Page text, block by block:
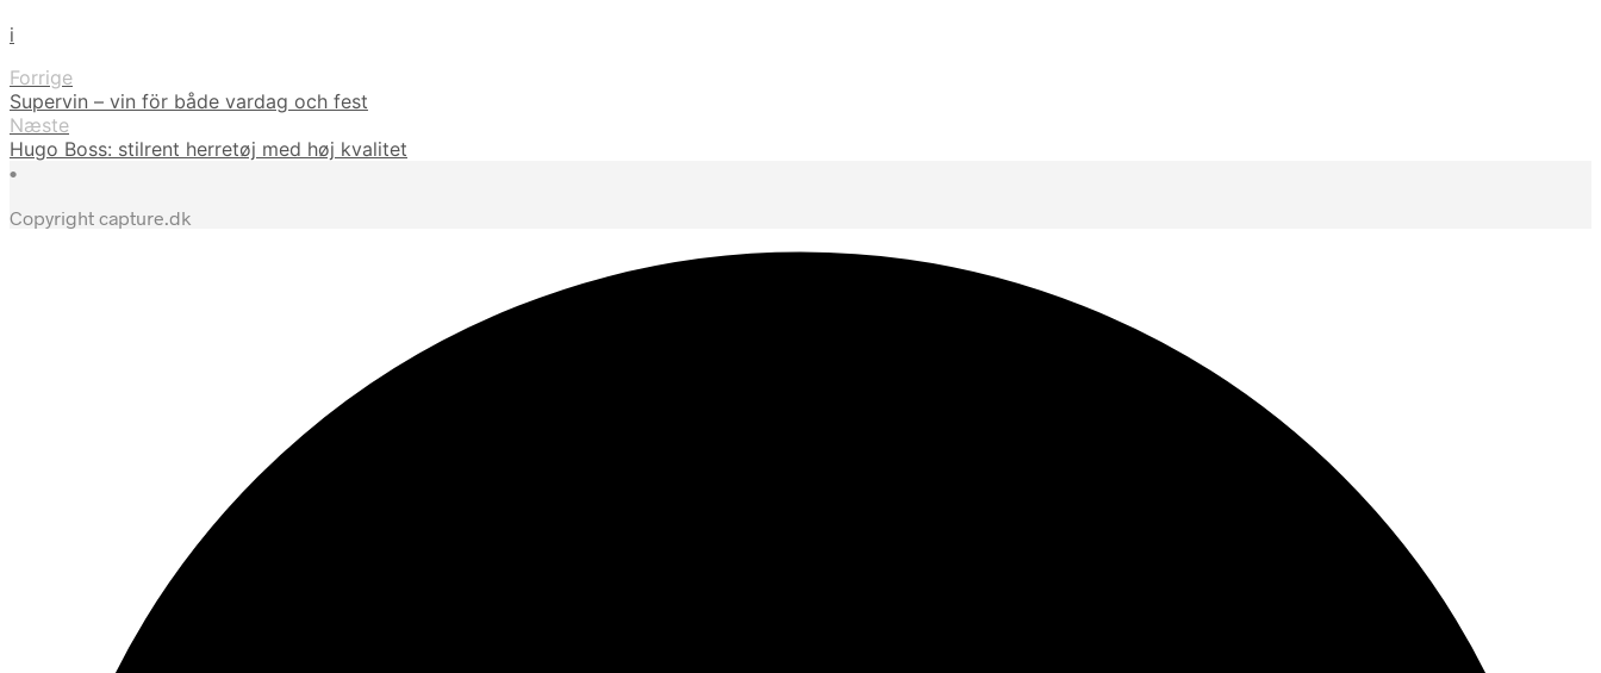
i
Forrige
Supervin – vin för både vardag och fest
Næste
Hugo Boss: stilrent herretøj med høj kvalitet
•
Copyright capture.dk